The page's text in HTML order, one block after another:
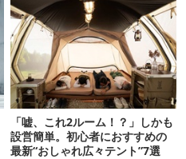
「嘘、これ2ルーム！？」しかも
設営簡単。初心者におすすめの
最新“おしゃれ広々テント”7選